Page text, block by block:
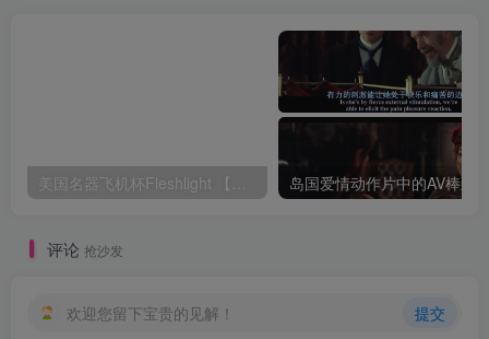
美国名器飞机杯Fleshlight 【Quickshot-Vantage 双头飞机杯】完全评测
评论 抢沙发
欢迎您留下宝贵的见解！ 提交